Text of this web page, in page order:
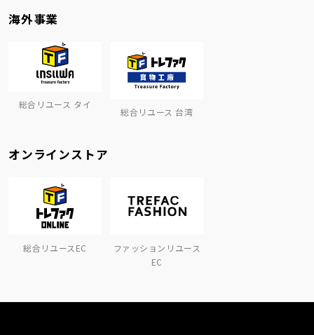
海外事業
総合リユース タイ
総合リユース 台湾
オンラインストア
総合リユースEC
ファッションリユース
EC